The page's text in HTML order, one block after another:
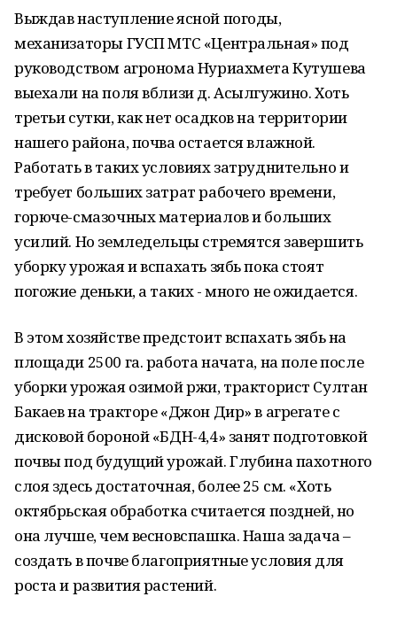
Выждав наступление ясной погоды,
механизаторы ГУСП МТС «Центральная» под
руководством агронома Нуриахмета Кутушева
выехали на поля вблизи д. Асылгужино. Хоть
третьи сутки, как нет осадков на территории
нашего района, почва остается влажной.
Работать в таких условиях затруднительно и
требует больших затрат рабочего времени,
горюче-смазочных материалов и больших
усилий. Но земледельцы стремятся завершить
уборку урожая и вспахать зябь пока стоят
погожие деньки, а таких - много не ожидается.
В этом хозяйстве предстоит вспахать зябь на
площади 2500 га. работа начата, на поле после
уборки урожая озимой ржи, тракторист Султан
Бакаев на тракторе «Джон Дир» в агрегате с
дисковой бороной «БДН-4,4» занят подготовкой
почвы под будущий урожай. Глубина пахотного
слоя здесь достаточная, более 25 см. «Хоть
октябрьская обработка считается поздней, но
она лучше, чем весновспашка. Наша задача –
создать в почве благоприятные условия для
роста и развития растений.